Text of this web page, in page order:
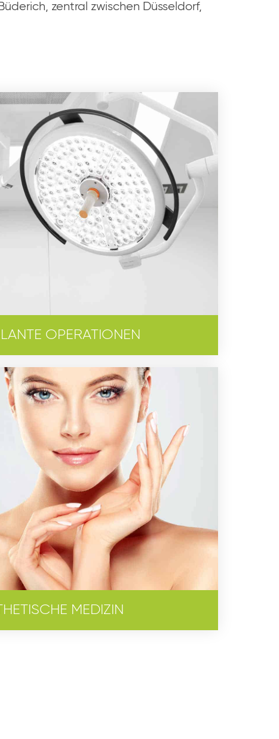
zentral zwischen Düsseldorf,
OPERATIONEN
MEDIZIN